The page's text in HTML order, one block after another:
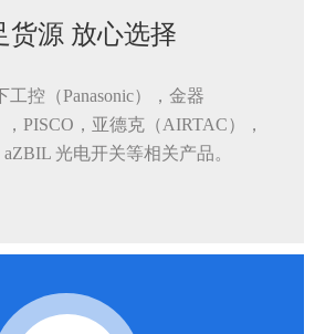
货源 放心选择
工控（Panasonic），金器
PISCO，亚德克（AIRTAC），
光电开关等相关产品。